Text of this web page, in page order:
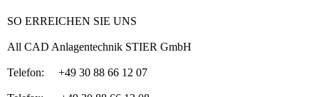
SO ERREICHEN SIE UNS
All CAD Anlagentechnik STIER GmbH
Telefon: +49 30 88 66 12 07